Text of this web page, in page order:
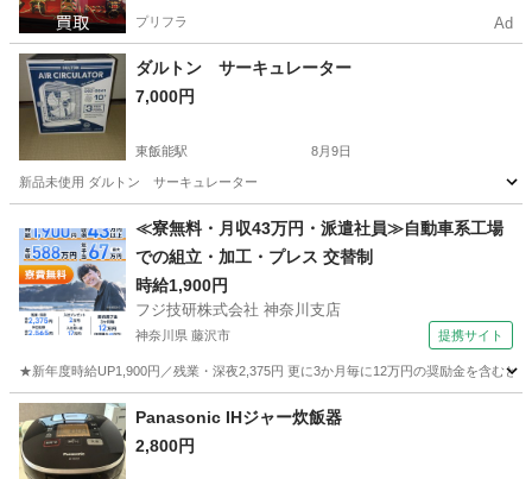
プリフラ Ad
ダルトン サーキュレーター
7,000円
東飯能駅 8月9日
新品未使用 ダルトン サーキュレーター
東飯能駅 季節、空調家電
≪寮無料・月収43万円・派遣社員≫自動車系工場
での組立・加工・プレス 交替制
時給1,900円
フジ技研株式会社 神奈川支店
神奈川県 藤沢市 提携サイト
★新年度時給UP1,900円／残業・深夜2,375円 更に3か月毎に12万円の奨励金を含む
神奈川 藤沢市
Panasonic IHジャー炊飯器
2,800円